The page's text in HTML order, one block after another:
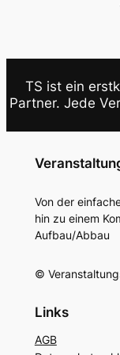
TS ist ein
Partner. Jede
Von der
hin zu einem
Aufbau/Abbau
©
Links
AGB